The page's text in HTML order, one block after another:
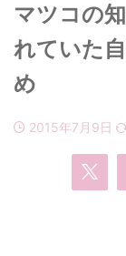
・多部未華子
・
・あのクズ
無能の鷹
マツコの
れていた
め
2015年7月9日